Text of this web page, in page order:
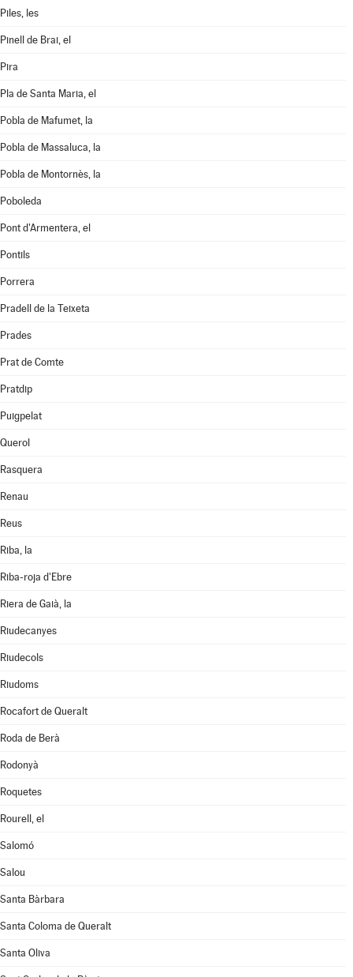
Piles, les
Pinell de Brai, el
Pira
Pla de Santa Maria, el
Pobla de Mafumet, la
Pobla de Massaluca, la
Pobla de Montornès, la
Poboleda
Pont d'Armentera, el
Pontils
Porrera
Pradell de la Teixeta
Prades
Prat de Comte
Pratdip
Puigpelat
Querol
Rasquera
Renau
Reus
Riba, la
Riba-roja d'Ebre
Riera de Gaià, la
Riudecanyes
Riudecols
Riudoms
Rocafort de Queralt
Roda de Berà
Rodonyà
Roquetes
Rourell, el
Salomó
Salou
Santa Bàrbara
Santa Coloma de Queralt
Santa Oliva